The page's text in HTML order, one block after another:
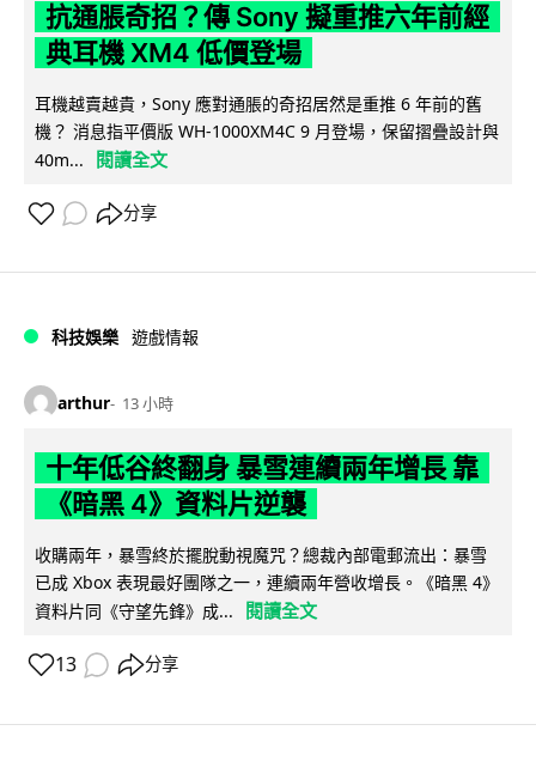
抗通脹奇招？傳 Sony 擬重推六年前經
典耳機 XM4 低價登場
耳機越賣越貴，Sony 應對通脹的奇招居然是重推 6 年前的舊
機？ 消息指平價版 WH-1000XM4C 9 月登場，保留摺疊設計與
40m...
閱讀全文
分享
科技娛樂 遊戲情報
arthur 13 小時
十年低谷終翻身 暴雪連續兩年增長 靠
《暗黑 4》資料片逆襲
收購兩年，暴雪終於擺脫動視魔咒？總裁內部電郵流出：暴雪
已成 Xbox 表現最好團隊之一，連續兩年營收增長。《暗黑 4》
資料片同《守望先鋒》成...
閱讀全文
13 分享